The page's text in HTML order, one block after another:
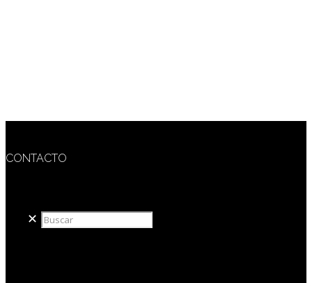
CONTACTO
✕